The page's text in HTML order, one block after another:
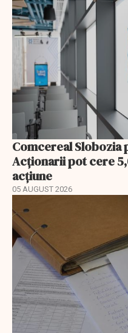
Comcereal Slobozia
Acționarii pot cere
acțiune
05 AUGUST 2026